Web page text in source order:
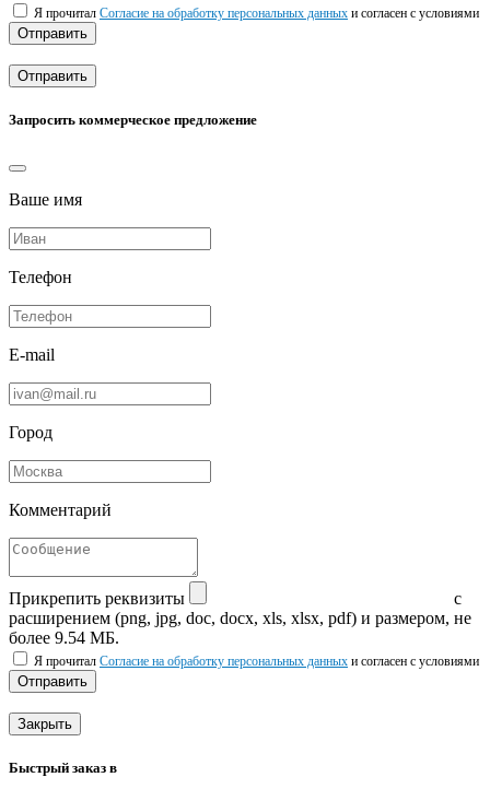
Я прочитал Согласие на обработку персональных данных и согласен с условиями
Отправить
Отправить
Запросить коммерческое предложение
Ваше имя
Телефон
E-mail
Город
Комментарий
Прикрепить реквизиты
с
расширением (png, jpg, doc, docx, xls, xlsx, pdf) и размером, не
более 9.54 МБ.
Я прочитал Согласие на обработку персональных данных и согласен с условиями
Отправить
Закрыть
Быстрый заказ в